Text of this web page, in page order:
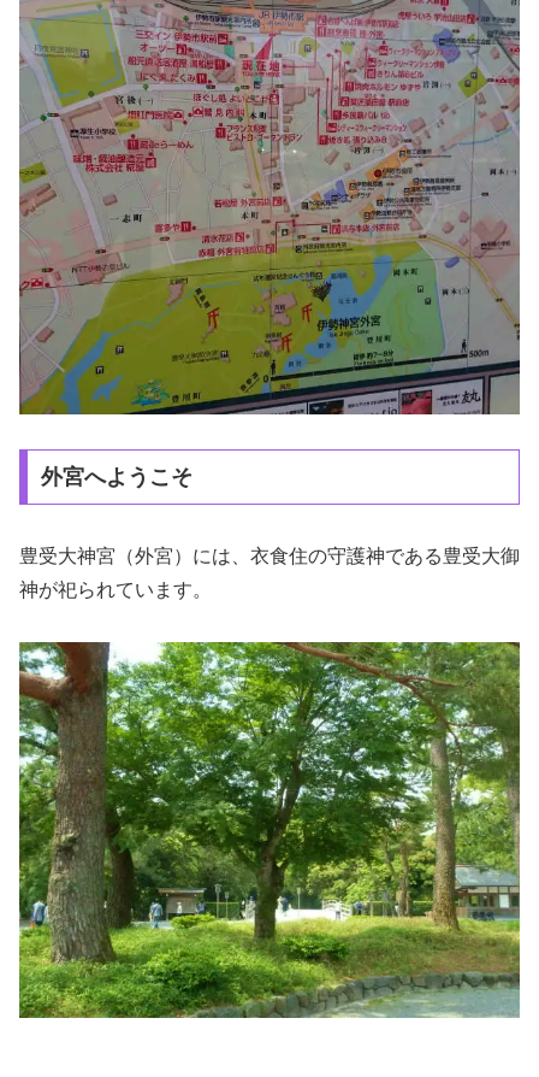
外宮へようこそ
豊受大神宮（外宮）には、衣食住の守護神である豊受大御
神が祀られています。